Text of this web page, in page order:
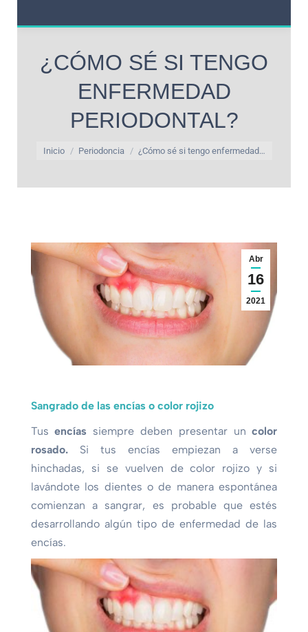
¿CÓMO SÉ SI TENGO
ENFERMEDAD
PERIODONTAL?
Estás aquí:
Inicio Periodoncia ¿Cómo sé si tengo enfermedad…
Abr
16
2021
Sangrado de las encías o color rojizo
Tusencías siempre deben presentar uncolor
rosado.Si tus encías empiezan a verse
hinchadas, si se vuelven de color rojizo y si
lavándote los dientes o de manera espontánea
comienzan a sangrar, es probable que estés
desarrollando algún tipo de enfermedad de las
encías.